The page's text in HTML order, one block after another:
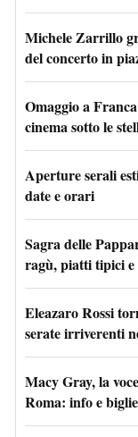
Michele Zarrillo
del concerto in
Omaggio a
cinema sotto le
Aperture serali
date e orari
Sagra delle
ragù, piatti tipici e
Eleazaro Rossi
serate irriverenti
Macy Gray, la
Roma: info e